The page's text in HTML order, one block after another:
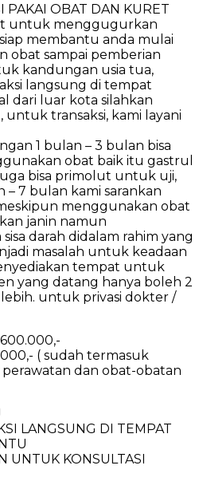
PAKAI OBAT DAN KURET
untuk menggugurkan
membantu anda mulai
obat sampai pemberian
kandungan usia tua,
langsung di tempat
dari luar kota silahkan
untuk transaksi, kami layani
1 bulan – 3 bulan bisa
obat baik itu gastrul
bisa primolut untuk uji,
– 7 bulan kami sarankan
menggunakan obat
janin namun
darah didalam rahim yang
masalah untuk keadaan
tempat untuk
yang datang hanya boleh 2
untuk privasi dokter /
( sudah termasuk
dan obat-obatan
LANGSUNG DI TEMPAT
UNTUK KONSULTASI